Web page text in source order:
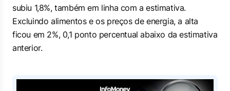
subiu 1,8%, também em linha com a estimativa.
Excluindo alimentos e os preços de energia, a alta
ficou em 2%, 0,1 ponto percentual abaixo da estimativa
anterior.